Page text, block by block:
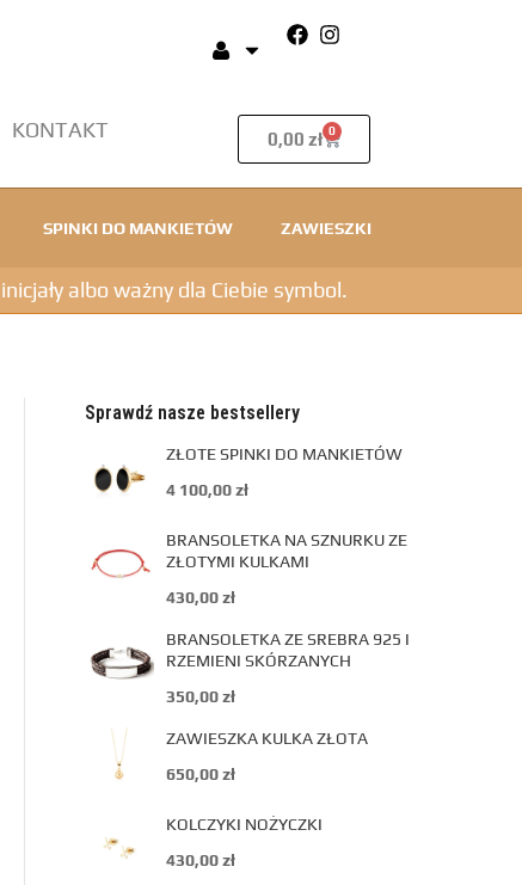
KONTAKT 0,00 zł 0
SPINKI DO MANKIETÓW ZAWIESZKI
albo ważny dla Ciebie symbol.
Sprawdź nasze bestsellery
ZŁOTE SPINKI DO MANKIETÓW
4 100,00zł
BRANSOLETKA NA SZNURKU ZE
ZŁOTYMI KULKAMI
430,00zł
BRANSOLETKA ZE SREBRA 925 I
RZEMIENI SKÓRZANYCH
350,00zł
ZAWIESZKA KULKA ZŁOTA
650,00zł
KOLCZYKI NOŻYCZKI
430,00zł